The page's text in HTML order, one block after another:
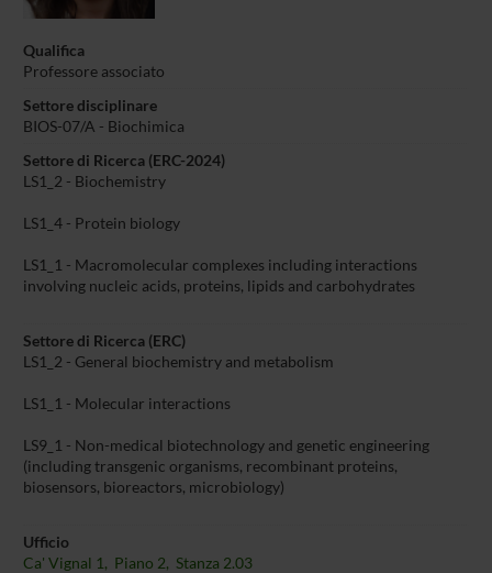
Qualifica
Professore associato
Settore disciplinare
BIOS-07/A - Biochimica
Settore di Ricerca (ERC-2024)
LS1_2 - Biochemistry
LS1_4 - Protein biology
LS1_1 - Macromolecular complexes including interactions
involving nucleic acids, proteins, lipids and carbohydrates
Settore di Ricerca (ERC)
LS1_2 - General biochemistry and metabolism
LS1_1 - Molecular interactions
LS9_1 - Non-medical biotechnology and genetic engineering
(including transgenic organisms, recombinant proteins,
biosensors, bioreactors, microbiology)
Ufficio
Ca' Vignal 1, Piano 2, Stanza 2.03